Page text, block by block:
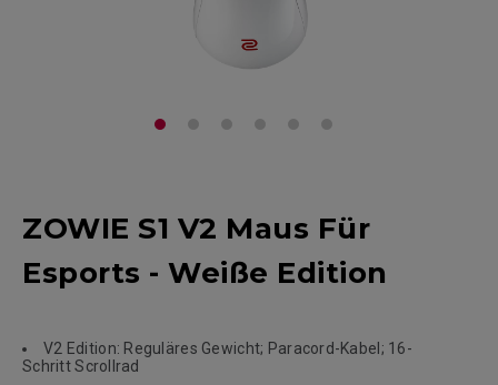
ZOWIE S1 V2 Maus Für
Esports - Weiße Edition
V2 Edition: Reguläres Gewicht; Paracord-Kabel; 16-
Schritt Scrollrad